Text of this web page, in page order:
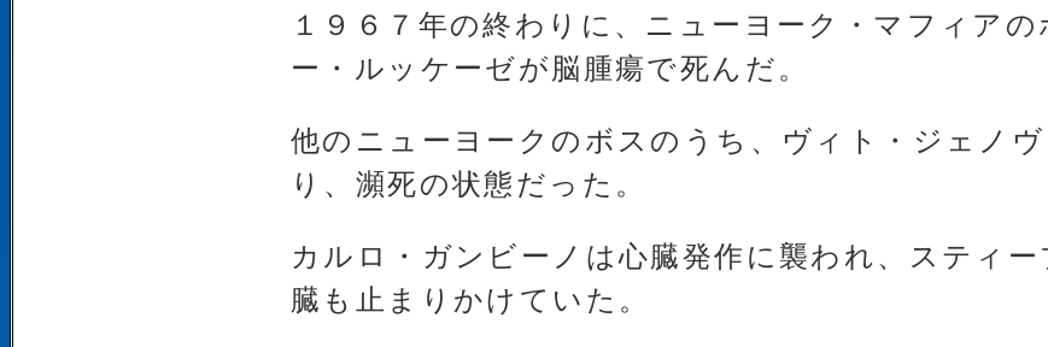
１９６７年の終わりに、ニューヨーク・マフィア
ー・ルッケーゼが脳腫瘍で死んだ。
他のニューヨークのボスのうち、ヴィト・ジェノ
り、瀕死の状態だった。
カルロ・ガンビーノは心臓発作に襲われ、スティ
臓も止まりかけていた。